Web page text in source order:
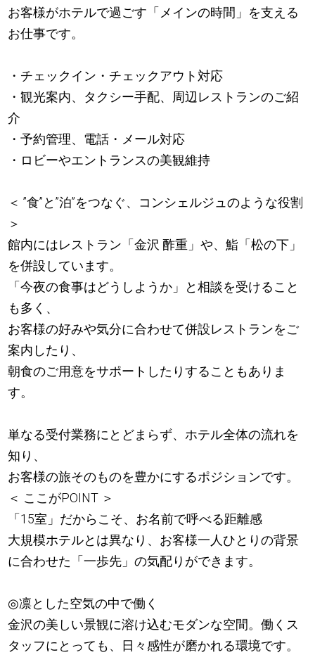
お客様がホテルで過ごす「メインの時間」を支える
お仕事です。
・チェックイン・チェックアウト対応
・観光案内、タクシー手配、周辺レストランのご紹
介
・予約管理、電話・メール対応
・ロビーやエントランスの美観維持
＜ ”食”と”泊”をつなぐ、コンシェルジュのような役割
＞
館内にはレストラン「金沢 酢重」や、鮨「松の下」
を併設しています。
「今夜の食事はどうしようか」と相談を受けること
も多く、
お客様の好みや気分に合わせて併設レストランをご
案内したり、
朝食のご用意をサポートしたりすることもありま
す。
単なる受付業務にとどまらず、ホテル全体の流れを
知り、
お客様の旅そのものを豊かにするポジションです。
＜ ここがPOINT ＞
「15室」だからこそ、お名前で呼べる距離感
大規模ホテルとは異なり、お客様一人ひとりの背景
に合わせた「一歩先」の気配りができます。
◎凛とした空気の中で働く
金沢の美しい景観に溶け込むモダンな空間。働くス
タッフにとっても、日々感性が磨かれる環境です。